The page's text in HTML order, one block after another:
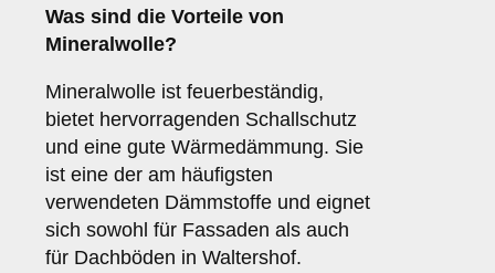
Was sind die Vorteile von
Mineralwolle?
Mineralwolle ist feuerbeständig,
bietet hervorragenden Schallschutz
und eine gute Wärmedämmung. Sie
ist eine der am häufigsten
verwendeten Dämmstoffe und eignet
sich sowohl für Fassaden als auch
für Dachböden in Waltershof.